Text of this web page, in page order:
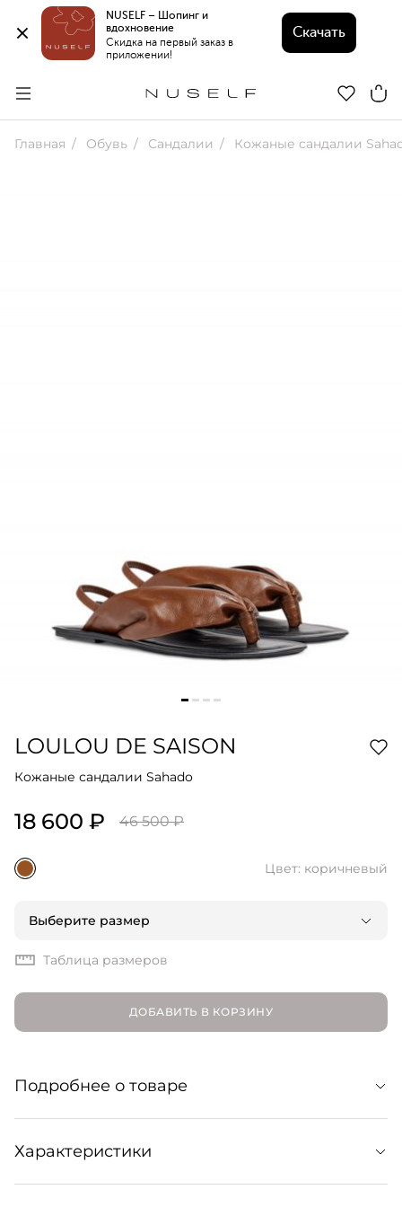
NUSELF – Шопинг и
вдохновение
Скидка на первый заказ в
приложении!
Скачать
Главная Обувь Сандалии Кожаные сандалии
LOULOU DE SAISON
Кожаные сандалии Sahado
18 600 ₽ 46 500 ₽
Цвет: коричневый
Выберите размер
Таблица размеров
ДОБАВИТЬ В КОРЗИНУ
Подробнее о товаре
Лаконичные сандалии из мягкой кожи наппа.
Изготовлены в Италии с особым вниманием к
ремесленным традициям. Широкие драпированные
Характеристики